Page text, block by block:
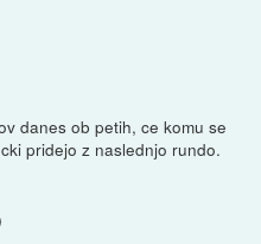
danes ob petih, ce komu se
pridejo z naslednjo rundo.